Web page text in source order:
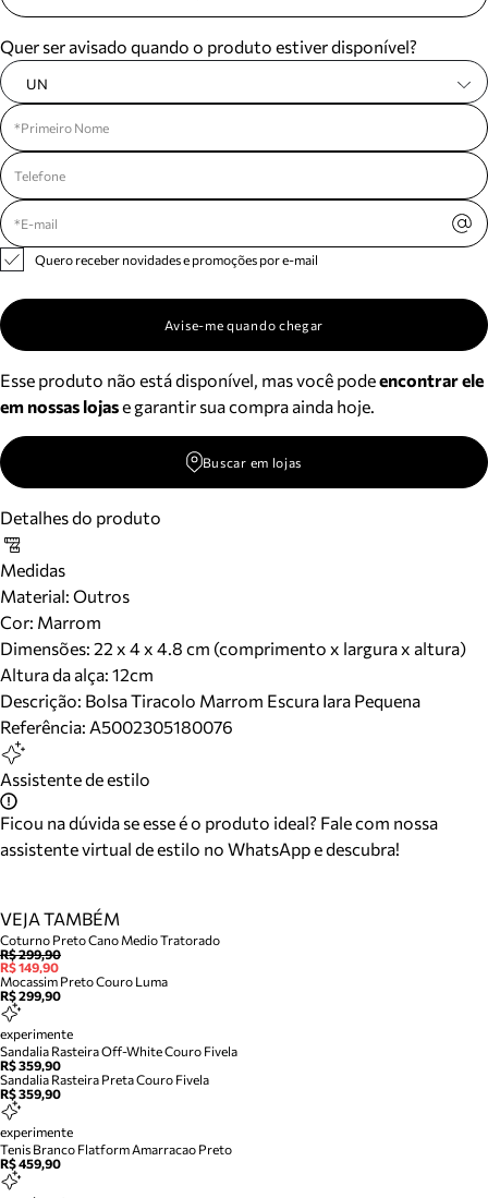
Quer ser avisado quando o produto estiver disponível?
UN
Quero receber novidades e promoções por e-mail
Avise-me quando chegar
Esse produto não está disponível, mas você podeencontrar ele
em nossas lojase garantir sua compra ainda hoje.
Buscar em lojas
Detalhes do produto
Medidas
Material: Outros
Cor: Marrom
Dimensões: 22 x 4 x 4.8 cm (comprimento x largura x altura)
Altura da alça: 12cm
Descrição: Bolsa Tiracolo Marrom Escura Iara Pequena
Referência: A5002305180076
Assistente de estilo
Ficou na dúvida se esse é o produto ideal? Fale com nossa
assistente virtual de estilo no WhatsApp e descubra!
VEJA TAMBÉM
Coturno Preto Cano Medio Tratorado
R$ 299,90
R$ 149,90
Mocassim Preto Couro Luma
R$ 299,90
experimente
Sandalia Rasteira Off-White Couro Fivela
R$ 359,90
Sandalia Rasteira Preta Couro Fivela
R$ 359,90
experimente
Tenis Branco Flatform Amarracao Preto
R$ 459,90